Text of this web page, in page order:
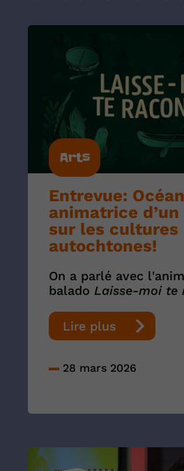
Arts
Entrevue:
animatrice
sur les cultures
autochtones!
On a parlé avec
balado Laisse-moi te
Lire plus
28 mars 2026